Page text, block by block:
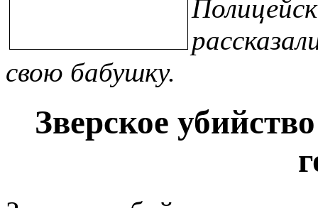
свою бабушку.
Зверское